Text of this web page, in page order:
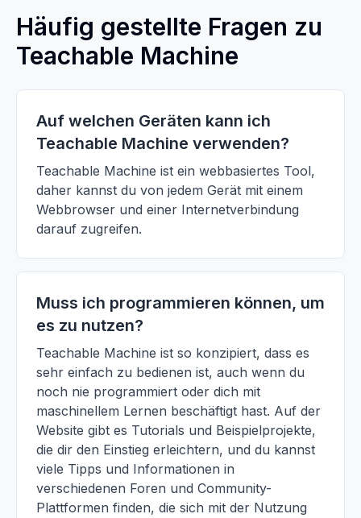
Häufig gestellte Fragen zu
Teachable Machine
Auf welchen Geräten kann ich
Teachable Machine verwenden?
Teachable Machine ist ein webbasiertes Tool,
daher kannst du von jedem Gerät mit einem
Webbrowser und einer Internetverbindung
darauf zugreifen.
Muss ich programmieren können, um
es zu nutzen?
Teachable Machine ist so konzipiert, dass es
sehr einfach zu bedienen ist, auch wenn du
noch nie programmiert oder dich mit
maschinellem Lernen beschäftigt hast. Auf der
Website gibt es Tutorials und Beispielprojekte,
die dir den Einstieg erleichtern, und du kannst
viele Tipps und Informationen in
verschiedenen Foren und Community-
Plattformen finden, die sich mit der Nutzung